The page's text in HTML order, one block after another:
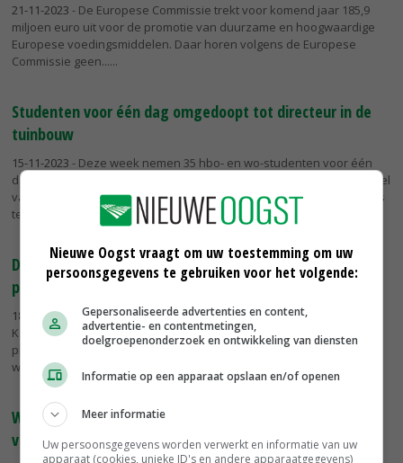
21-11-2023 - De Europese Commissie trekt voor komend jaar 185,9
miljoen euro uit voor de promotie van duurzame en hoogwaardige
Europese voedingsmiddelen. Daar horen volgens de Europese
Commissie geen...
Studenten voor één dag omgedoopt tot directeur in de
tuinbouw
15-11-2023 - Deze week nemen 35 hbo- en wo-studenten voor één
dag het werk van een directeur in de tuinbouw over. Het is onderdeel
van de campagne Directeur voor 1 Dag. Doel is om studenten kennis
te...
Drentse boeren pakken tijdens EK Wielrennen uit met
patrijskunstwerk
18-09-2023
- De Boermarke Zwiggelte heeft ter ere van het Europees
Kampioenschap (EK) Wielrennen, dat deze week in Drenthe
plaatsvindt, een 30.000 vierkante meter groot kunstwerk in een
weiland gemaakt...
Weekend van het Varken trekt minder bezoekers
vanwege warmte
Nieuwe Oogst vraagt om uw toestemming om uw
persoonsgegevens te gebruiken voor het volgende:
Gepersonaliseerde advertenties en content,
advertentie- en contentmetingen,
doelgroepenonderzoek en ontwikkeling van diensten
Informatie op een apparaat opslaan en/of openen
Meer informatie
Uw persoonsgegevens worden verwerkt en informatie van uw
apparaat (cookies, unieke ID's en andere apparaatgegevens)